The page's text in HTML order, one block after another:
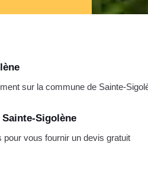
sur la commune de Sainte-
Sigolène
vous fournir un devis gratuit